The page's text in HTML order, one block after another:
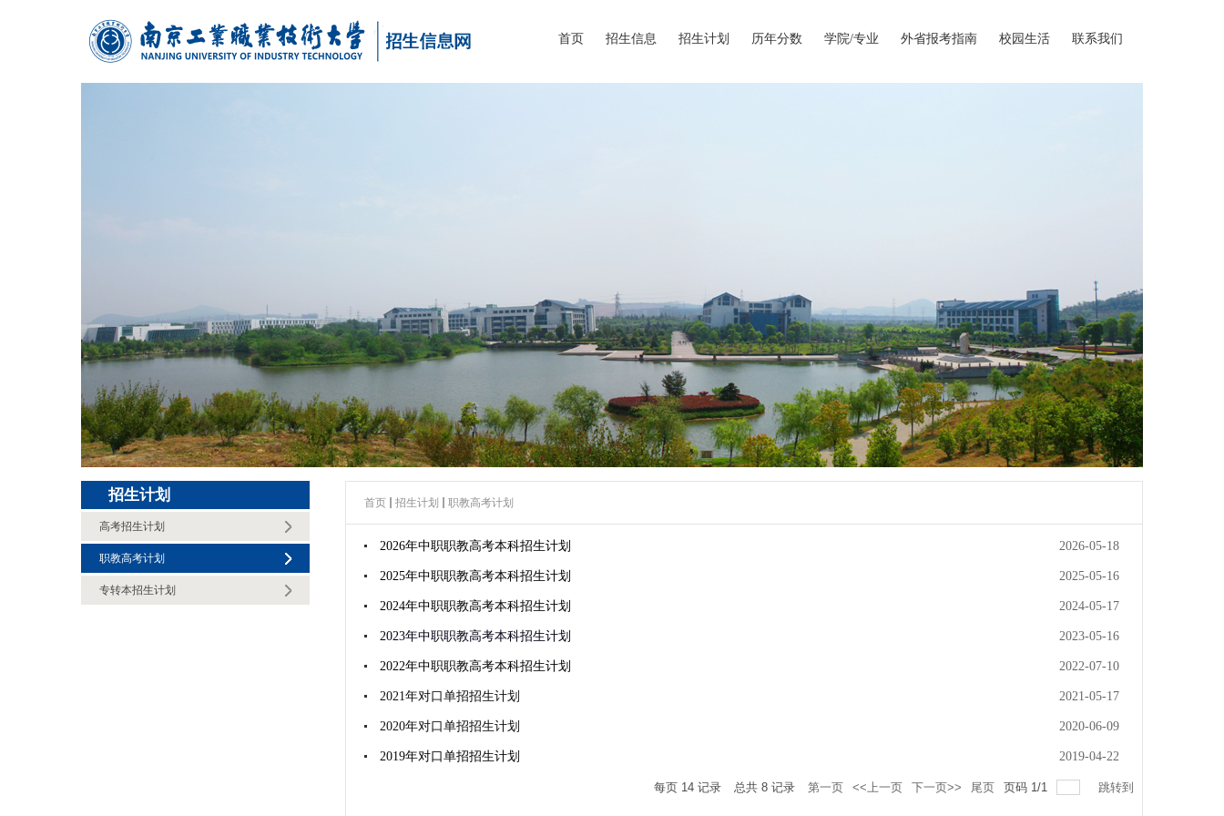
首页 招生信息 招生计划 历年分数 学院/专业 外省报考指南 校园生活 联系我们
招生计划
高考招生计划
职教高考计划
专转本招生计划
首页 招生计划 职教高考计划
2026年中职职教高考本科招生计划 2026-05-18
2025年中职职教高考本科招生计划 2025-05-16
2024年中职职教高考本科招生计划 2024-05-17
2023年中职职教高考本科招生计划 2023-05-16
2022年中职职教高考本科招生计划 2022-07-10
2021年对口单招招生计划 2021-05-17
2020年对口单招招生计划 2020-06-09
2019年对口单招招生计划 2019-04-22
每页 14 记录 总共 8 记录 第一页 <<上一页 下一页>> 尾页 页码 1/1 跳转到